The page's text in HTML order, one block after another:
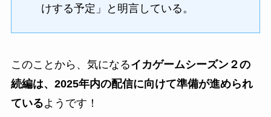
けする予定」と明言している。
このことから、気になるイカゲームシーズン２の
続編は、2025年内の配信に向けて準備が進められ
ているようです！